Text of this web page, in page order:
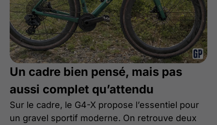
Un cadre bien pensé, mais pas
aussi complet qu’attendu
Sur le cadre, le G4-X propose l’essentiel pour
un gravel sportif moderne. On retrouve deux